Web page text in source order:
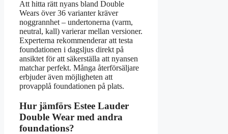
Att hitta rätt nyans bland Double
Wears över 36 varianter kräver
noggrannhet – undertonerna (varm,
neutral, kall) varierar mellan versioner.
Experterna rekommenderar att testa
foundationen i dagsljus direkt på
ansiktet för att säkerställa att nyansen
matchar perfekt. Många återförsäljare
erbjuder även möjligheten att
provapplå foundationen på plats.
Hur jämförs Estee Lauder
Double Wear med andra
foundations?